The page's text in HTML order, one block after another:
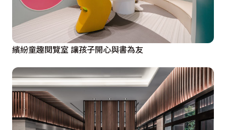
繽紛童趣閱覽室 讓孩子開心與書為友